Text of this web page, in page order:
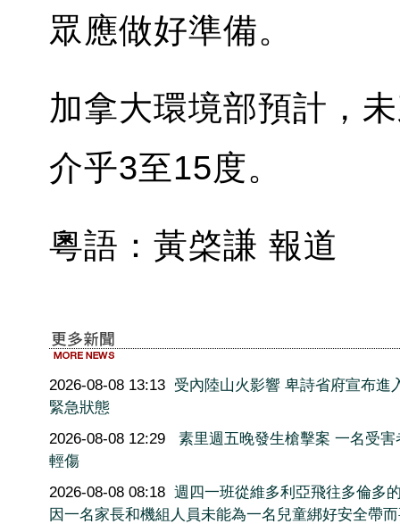
眾應做好準備。
加拿大環境部預計，
介乎3至15度。
粵語：黃棨謙 報道
2026-08-08 13:13 受內陸山火影響 卑詩省府宣布進
緊急狀態
2026-08-08 12:29
素里週五晚發生槍擊案 一名受害
輕傷
2026-08-08 08:18 週四一班從維多利亞飛往多倫多
因一名家長和機組人員未能為一名兒童綁好安全帶